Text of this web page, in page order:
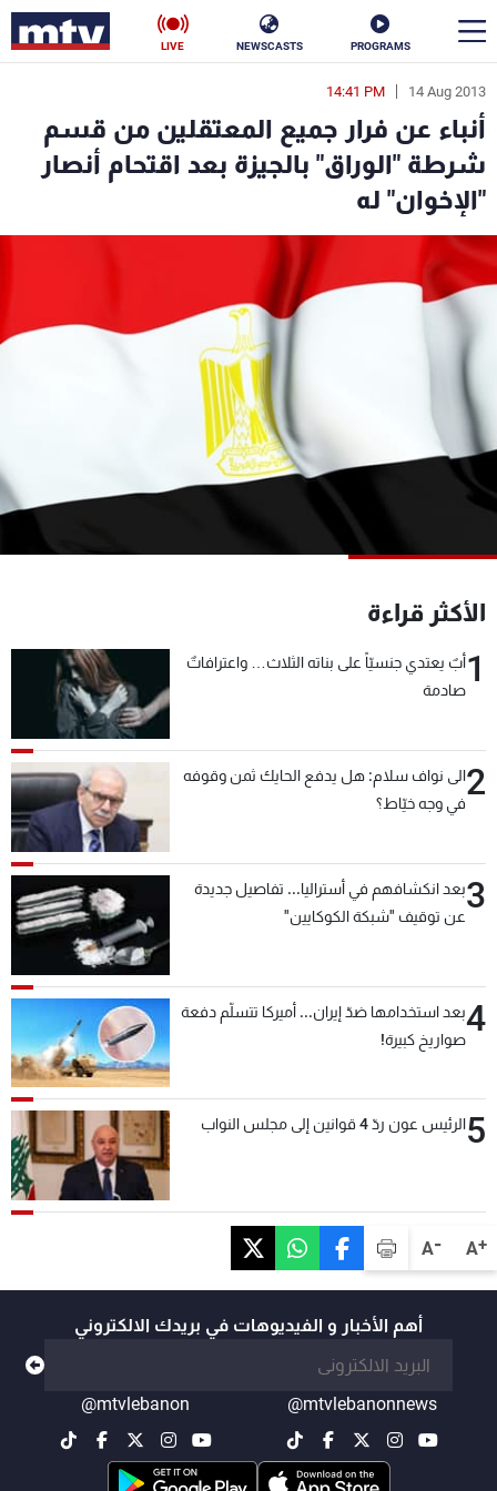
PROGRAMS
NEWSCASTS
LIVE
A+
A-
14 Aug 2013
14:41 PM
أنباء عن فرار جميع المعتقلين من قسم
شرطة "الوراق" بالجيزة بعد اقتحام أنصار
"الإخوان" له
الأكثر قراءة
1أبٌ يعتدي جنسيّاً على بناته الثلاث… واعترافاتٌ
صادمة
2الى نواف سلام: هل يدفع الحايك ثمن وقوفه
في وجه خيّاط؟
3بعد انكشافهم في أستراليا... تفاصيل جديدة
عن توقيف "شبكة الكوكايين"
4بعد استخدامها ضدّ إيران... أميركا تتسلّم دفعة
صواريخ كبيرة!
5الرئيس عون ردّ 4 قوانين إلى مجلس النواب
أهم الأخبار و الفيديوهات في بريدك الالكتروني
@mtvlebanonnews
@mtvlebanon
en
الأخبار
سياسة
إقتصاد
منوعات رياضة
كأس العالم
البرامج
الترددات
عن MTV
لاعلاناتكم
شروط الإسـتخدام
سياسة الخصوصية